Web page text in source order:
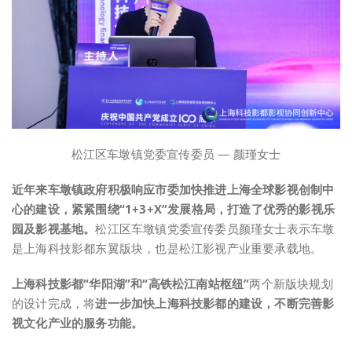
松江区车墩镇党委宣传委员 — 颜瑾女士
近年来车墩镇政府积极响应市委加快推进上海全球影视创制中
心的建设，紧紧围绕“1+3+X”发展格局，打造了优秀的影视乐
园及影视基地。松江区车墩镇党委宣传委员颜瑾女士表示车墩
是上海科技影都东翼版块，也是松江影视产业重要承载地。
上海科技影都“华阳湖”和“高铁松江南站枢纽”两个新版块规划
的设计完成，将进一步加快上海科技影都的建设，不断完善影
视文化产业的服务功能。